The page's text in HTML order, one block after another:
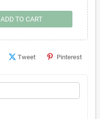
ADD TO CART
Tweet Pinterest